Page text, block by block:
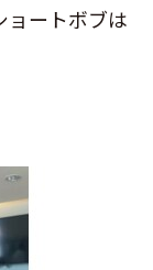
ョートボブは